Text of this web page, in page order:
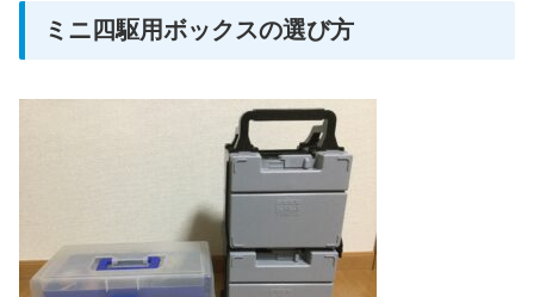
ミニ四駆用ボックスの選び方